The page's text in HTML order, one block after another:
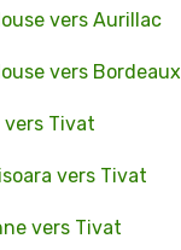
vers Aurillac
vers Bordeaux
vers Tivat
vers Tivat
vers Tivat